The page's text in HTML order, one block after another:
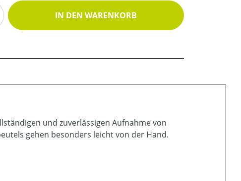
Gib den gewünschten Wert ein oder
IN DEN WARENKORB
und zuverlässigen Aufnahme von
gehen besonders leicht von der Hand.